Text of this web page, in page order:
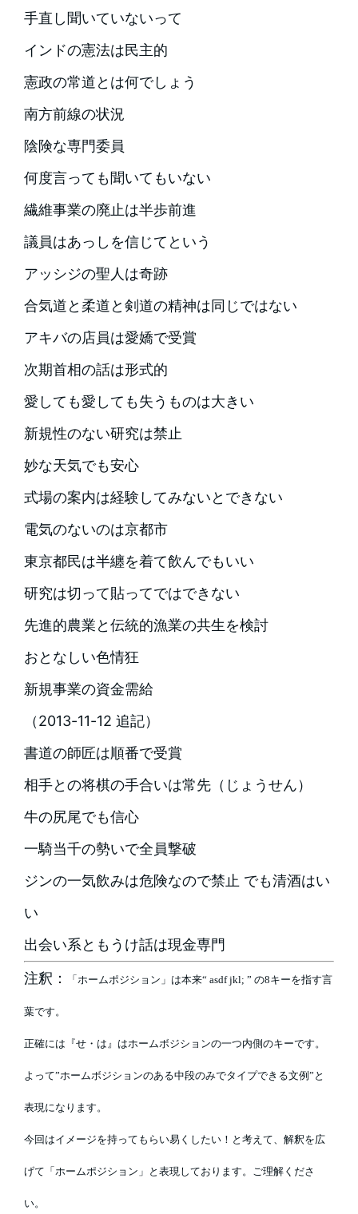
手直し聞いていないって
インドの憲法は民主的
憲政の常道とは何でしょう
南方前線の状況
陰険な専門委員
何度言っても聞いてもいない
繊維事業の廃止は半歩前進
議員はあっしを信じてという
アッシジの聖人は奇跡
合気道と柔道と剣道の精神は同じではない
アキバの店員は愛嬌で受賞
次期首相の話は形式的
愛しても愛しても失うものは大きい
新規性のない研究は禁止
妙な天気でも安心
式場の案内は経験してみないとできない
電気のないのは京都市
東京都民は半纏を着て飲んでもいい
研究は切って貼ってではできない
先進的農業と伝統的漁業の共生を検討
おとなしい色情狂
新規事業の資金需給
（2013-11-12 追記）
書道の師匠は順番で受賞
相手との将棋の手合いは常先（じょうせん）
牛の尻尾でも信心
一騎当千の勢いで全員撃破
ジンの一気飲みは危険なので禁止 でも清酒はい
い
出会い系ともうけ話は現金専門
注釈：
「ホームポジション」は本来“ asdf jkl; ” の8キーを指す言
葉です。
正確には『せ・は』はホームボジションの一つ内側のキーです。
よって”ホームボジションのある中段のみでタイプできる文例”と
表現になります。
今回はイメージを持ってもらい易くしたい！と考えて、解釈を広
げて「ホームポジション」と表現しております。ご理解くださ
い。